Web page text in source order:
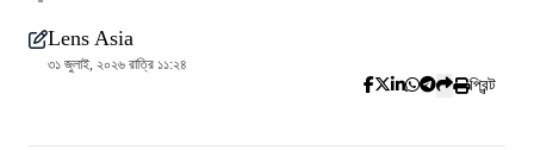
Lens Asia
৩১ জুলাই, ২০২৬ রাত্রি ১১:২৪
প্রিন্ট